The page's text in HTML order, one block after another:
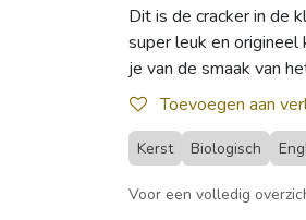
Dit is de cracker in de
super leuk en
je van de smaak van
Toevoegen aan
Kerst Biologisch
Voor een volledig